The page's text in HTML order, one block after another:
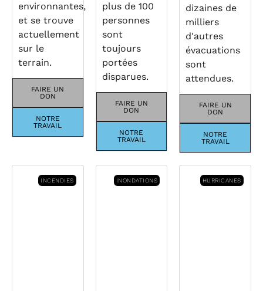
environnantes,
et se trouve
actuellement
sur le
terrain.
FAIRE UN
DON
NOTRE
TRAVAIL
plus de 100
personnes
sont
toujours
portées
disparues.
FAIRE UN
DON
NOTRE
TRAVAIL
dizaines de
milliers
d'autres
évacuations
sont
attendues.
FAIRE UN
DON
NOTRE
TRAVAIL
INCENDIES INONDATIONS HURRICANES